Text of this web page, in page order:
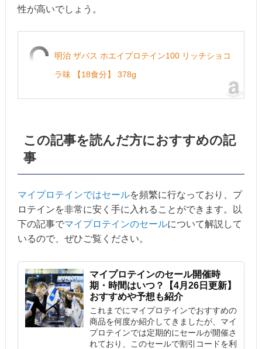
性が高いでしょう。
明治 ザバス ホエイプロテイン100 リッチショコ
ラ味 【18食分】 378g
この記事を読んだ方におすすめの記
事
マイプロテインではセールを頻繁に行なっており、プ
ロテインを非常に安く手に入れることができます。以
下の記事でマイプロテインのセールについて解説して
いるので、ぜひご覧ください。
マイプロテインのセール開催時
期・時間はいつ？【4月26日更新】
おすすめや予想も紹介
これまでにマイプロテインでおすすめの
商品を何度か紹介してきましたが、マイ
プロテインでは定期的にセールが開催さ
れており、このセールで割引コードを利